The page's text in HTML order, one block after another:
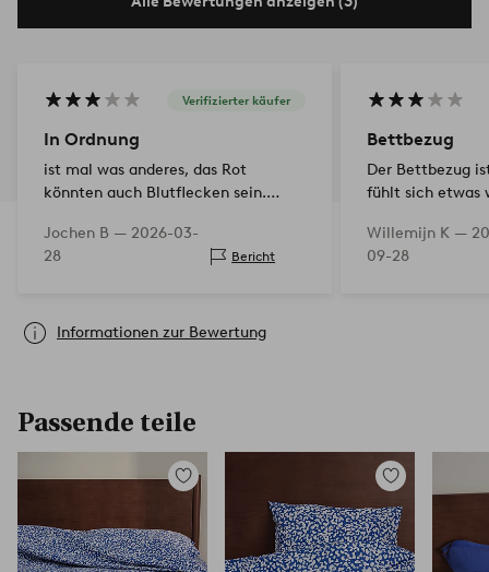
Verifizierter käufer
In Ordnung
ist mal was anderes, das Rot
könnten auch Blutflecken sein.
Jochen B — 2026-03-
28
Bericht
Bettbezug
Der Bettbezug
fühlt sich etwas
der Zeit
Willemijn K —
09-28
Informationen zur Bewertung
Passende teile
Zu
Favoriten
hinzufügen
Zu
Favoriten
hinzufügen